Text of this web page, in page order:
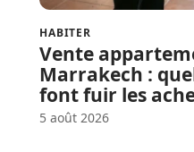
HABITER
Vente
Marrakech :
font fuir les
5 août 2026